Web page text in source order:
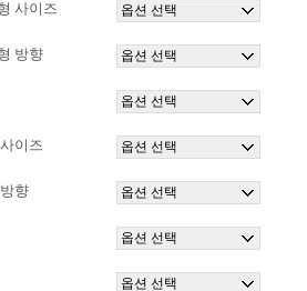
사이즈
방향
이즈
향